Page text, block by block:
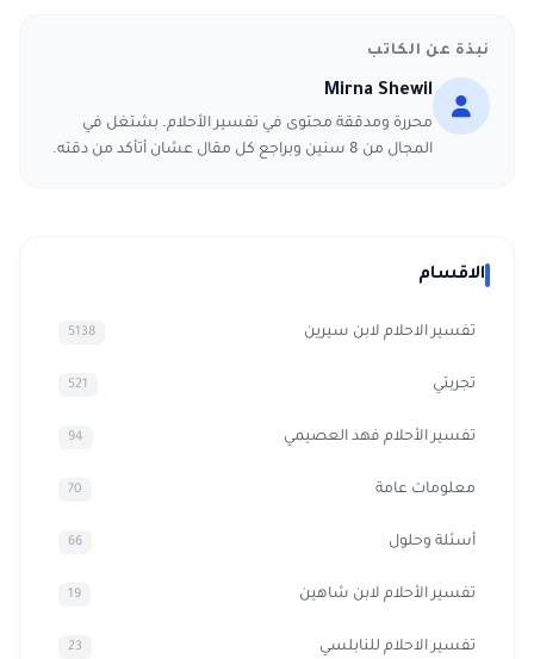
نبذة عن الكاتب
Mirna Shewil
محررة ومدققة محتوى في تفسير الأحلام. بشتغل في
المجال من 8 سنين وبراجع كل مقال عشان أتأكد من دقته.
الاقسام
تفسير الاحلام لابن سيرين 5138
تجربتي 521
تفسير الأحلام فهد العصيمي 94
معلومات عامة 70
أسئلة وحلول 66
تفسير الأحلام لابن شاهين 19
تفسير الاحلام للنابلسي 23